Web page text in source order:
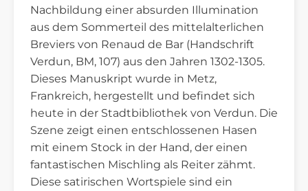
Nachbildung einer absurden Illumination
aus dem Sommerteil des mittelalterlichen
Breviers von Renaud de Bar (Handschrift
Verdun, BM, 107) aus den Jahren 1302-1305.
Dieses Manuskript wurde in Metz,
Frankreich, hergestellt und befindet sich
heute in der Stadtbibliothek von Verdun. Die
Szene zeigt einen entschlossenen Hasen
mit einem Stock in der Hand, der einen
fantastischen Mischling als Reiter zähmt.
Diese satirischen Wortspiele sind ein